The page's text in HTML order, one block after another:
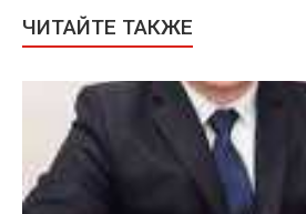
ЧИТАЙТЕ ТАКЖЕ